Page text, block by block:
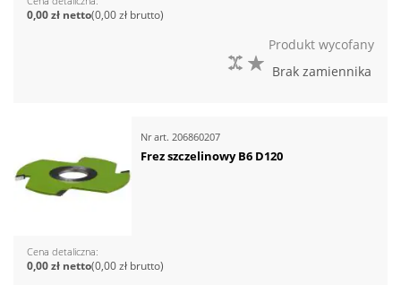
0,00 zł
0,00 zł
DO PORÓWNANIA
Produkt wycofany
Brak zamiennika
Nr art. 206860207
Frez szczelinowy B6 D120
Cena detaliczna
0,00 zł
0,00 zł